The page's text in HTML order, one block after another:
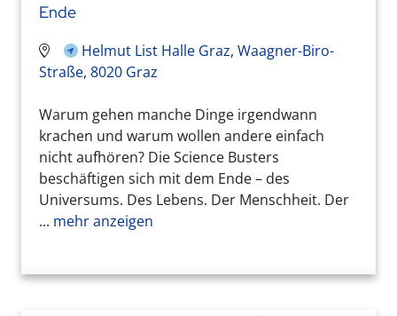
Ende
Helmut List Halle Graz, Waagner-Biro-
Straße, 8020 Graz
Warum gehen manche Dinge irgendwann
krachen und warum wollen andere einfach
nicht aufhören? Die Science Busters
beschäftigen sich mit dem Ende – des
Universums. Des Lebens. Der Menschheit. Der
... mehr anzeigen